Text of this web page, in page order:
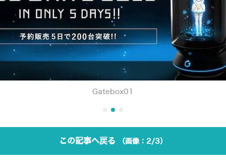
Gatebox01
この記事へ戻る 2/3